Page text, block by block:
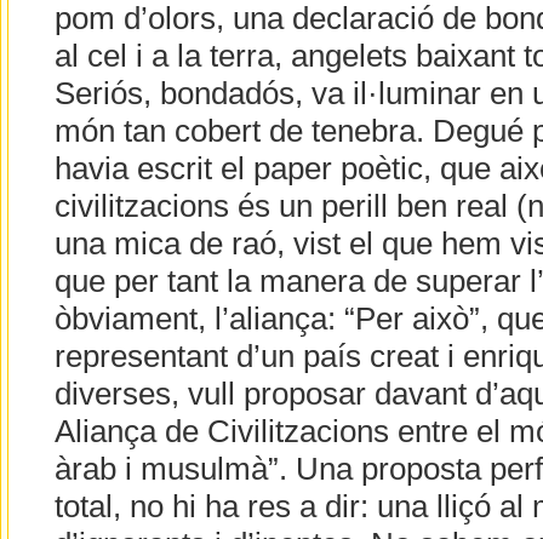
pom d’olors, una declaració de
al cel i a la terra, angelets baixant
Seriós, bondadós, va il·luminar en
món tan cobert de tenebra. Degué
havia escrit el paper poètic, que
civilitzacions és un perill ben real
una mica de raó, vist el que hem
que per tant la manera de superar
òbviament, l’aliança: “Per això”,
representant d’un país creat i
diverses, vull proposar davant
Aliança de Civilitzacions entre el
àrab i musulmà”. Una proposta
total, no hi ha res a dir: una lliçó al